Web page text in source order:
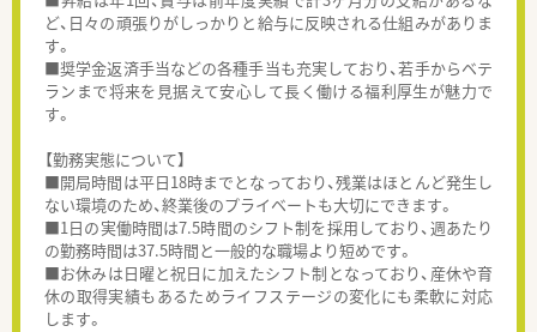
ど、日々の頑張りがしっかりと給与に反映される仕組みがありま
す。
■奨学金返済手当などの各種手当も充実しており、若手からベテ
ランまで将来を見据えて安心して長く働ける福利厚生が魅力で
す。
【勤務実態について】
■開局時間は平日18時までとなっており、残業はほとんど発生し
ない環境のため、終業後のプライベートも大切にできます。
■1日の実働時間は7.5時間のシフト制を採用しており、週あたり
の勤務時間は37.5時間と一般的な職場より短めです。
■お休みは日曜と祝日に加えたシフト制となっており、産休や育
休の取得実績もあるためライフステージの変化にも柔軟に対応
します。